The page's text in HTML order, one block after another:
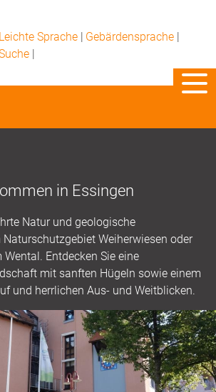
Leichte Sprache | Gebärdensprache |
|
in Essingen
Natur und geologische
Weiherwiesen oder
Entdecken Sie eine
mit sanften Hügeln sowie einem
und herrlichen Aus- und Weitblicken.